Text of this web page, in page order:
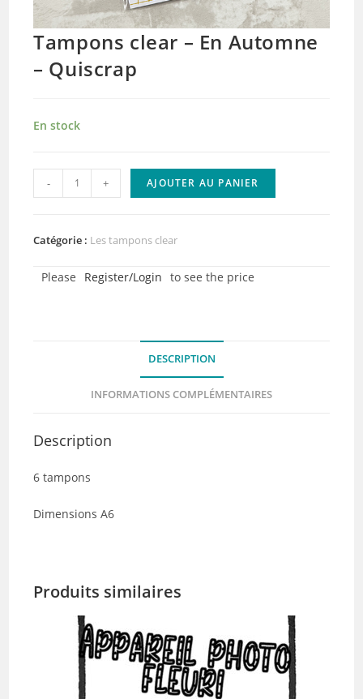
Tampons clear – En Automne
– Quiscrap
En stock
quantité
de
clear
En
- + AJOUTER AU PANIER
Catégorie : Les tampons clear
Please Register/Login to see the price
DESCRIPTION
INFORMATIONS COMPLÉMENTAIRES
Description
6 tampons
Dimensions A6
Produits similaires